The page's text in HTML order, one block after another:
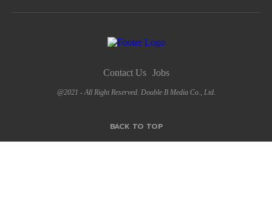
Contact Us Jobs
@2021 - All Right Reserved. Double B Media Co., Ltd.
BACK TO TOP